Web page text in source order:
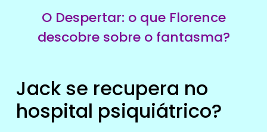
O Despertar: o que Florence
descobre sobre o fantasma?
Jack se recupera no
hospital psiquiátrico?